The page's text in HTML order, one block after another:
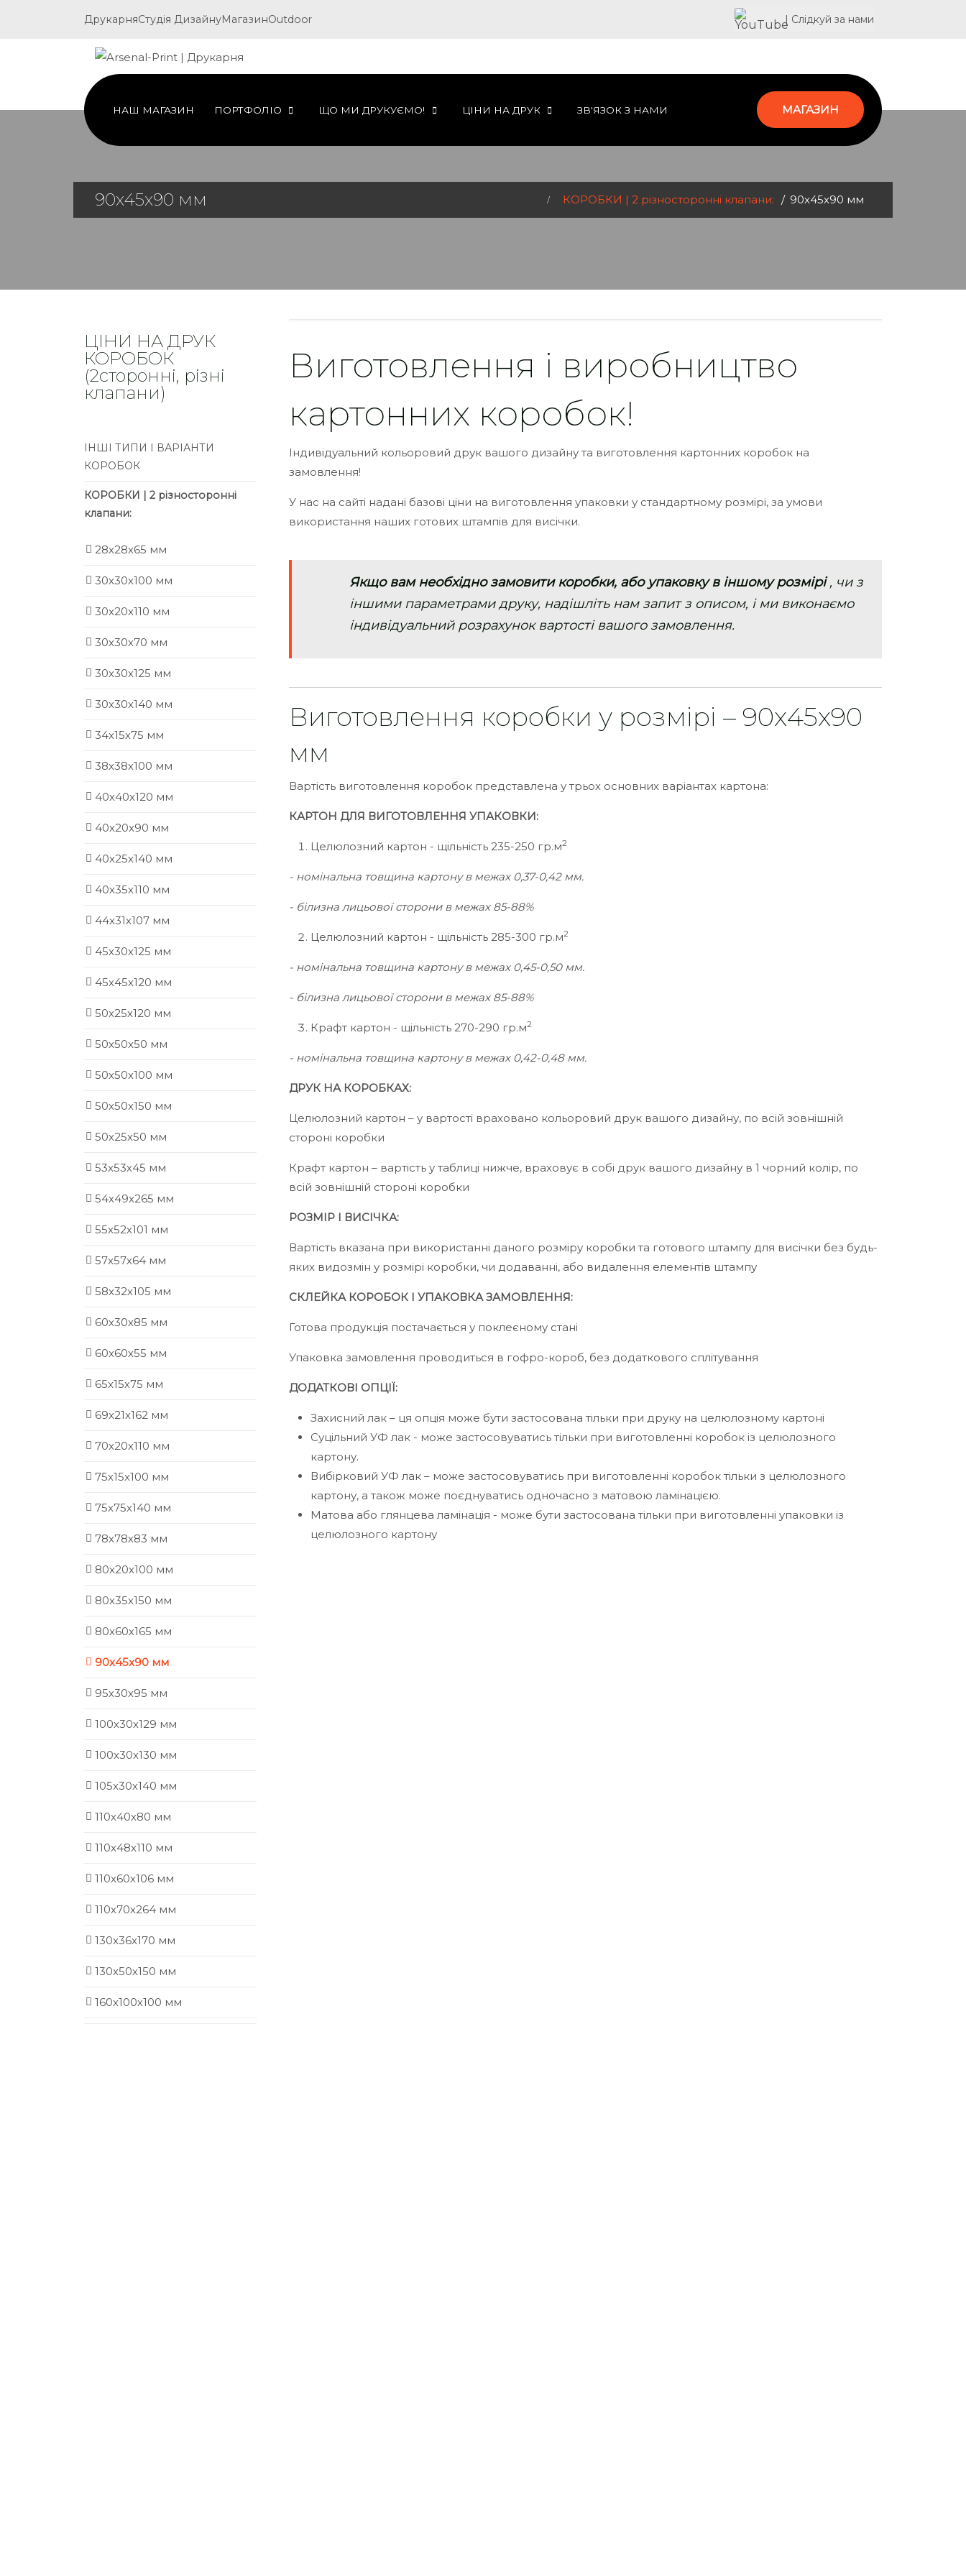
ДрукарняСтудія ДизайнуМагазинOutdoor | Слідкуй за нами
НАШ МАГАЗИН ПОРТФОЛІО ЩО МИ ДРУКУЄМО! ЦІНИ НА ДРУК ЗВ'ЯЗОК З НАМИ МАГАЗИН
90х45х90 мм КОРОБКИ | 2 різносторонні клапани: 90х45х90 мм
ЦІНИ НА ДРУК
КОРОБОК
(2сторонні, різні
клапани)
ІНШІ ТИПИ І ВАРІАНТИ
КОРОБОК
КОРОБКИ | 2 різносторонні
клапани:
28х28х65 мм
30х30х100 мм
30х20х110 мм
30х30х70 мм
30х30х125 мм
30х30х140 мм
34х15х75 мм
38х38х100 мм
40х40х120 мм
40х20х90 мм
40х25х140 мм
40х35х110 мм
44х31х107 мм
45х30х125 мм
45х45х120 мм
50х25х120 мм
50х50х50 мм
50х50х100 мм
50х50х150 мм
50х25х50 мм
53х53х45 мм
54х49х265 мм
55х52х101 мм
57х57х64 мм
58х32х105 мм
60х30х85 мм
60х60х55 мм
65х15х75 мм
69х21х162 мм
70х20х110 мм
75х15х100 мм
75х75х140 мм
78х78х83 мм
80х20х100 мм
80х35х150 мм
80х60х165 мм
90х45х90 мм
95х30х95 мм
100х30х129 мм
100х30х130 мм
105х30х140 мм
110х40х80 мм
110х48х110 мм
110х60х106 мм
110х70х264 мм
130х36х170 мм
130х50х150 мм
160х100х100 мм
Виготовлення і виробництво
картонних коробок!
Індивідуальний кольоровий друк вашого дизайну та виготовлення картонних коробок на
замовлення!
У нас на сайті надані базові ціни на виготовлення упаковки у стандартному розмірі, за умови
використання наших готових штампів для висічки.
Якщо вам необхідно замовити коробки, або упаковку в іншому розмірі, чи з
іншими параметрами друку, надішліть нам запит з описом, і ми виконаємо
індивідуальний розрахунок вартості вашого замовлення.
Виготовлення коробки у розмірі – 90х45х90
мм
Вартість виготовлення коробок представлена у трьох основних варіантах картона:
КАРТОН ДЛЯ ВИГОТОВЛЕННЯ УПАКОВКИ:
Целюлозний картон - щільність 235-250 гр.м2
- номінальна товщина картону в межах 0,37-0,42 мм.
- білизна лицьової сторони в межах 85-88%
Целюлозний картон - щільність 285-300 гр.м2
- номінальна товщина картону в межах 0,45-0,50 мм.
- білизна лицьової сторони в межах 85-88%
Крафт картон - щільність 270-290 гр.м2
- номінальна товщина картону в межах 0,42-0,48 мм.
ДРУК НА КОРОБКАХ:
Целюлозний картон – у вартості враховано кольоровий друк вашого дизайну, по всій зовнішній
стороні коробки
Крафт картон – вартість у таблиці нижче, враховує в собі друк вашого дизайну в 1 чорний колір, по
всій зовнішній стороні коробки
РОЗМІР І ВИСІЧКА:
Вартість вказана при використанні даного розміру коробки та готового штампу для висічки без будь-
яких видозмін у розмірі коробки, чи додаванні, або видалення елементів штампу
СКЛЕЙКА КОРОБОК І УПАКОВКА ЗАМОВЛЕННЯ:
Готова продукція постачається у поклеєному стані
Упаковка замовлення проводиться в гофро-короб, без додаткового сплітування
ДОДАТКОВІ ОПЦІЇ:
Захисний лак – ця опція може бути застосована тільки при друку на целюлозному картоні
Суцільний УФ лак - може застосовуватись тільки при виготовленні коробок із целюлозного
картону.
Вибірковий УФ лак – може застосовуватись при виготовленні коробок тільки з целюлозного
картону, а також може поєднуватись одночасно з матовою ламінацією.
Матова або глянцева ламінація - може бути застосована тільки при виготовленні упаковки із
целюлозного картону